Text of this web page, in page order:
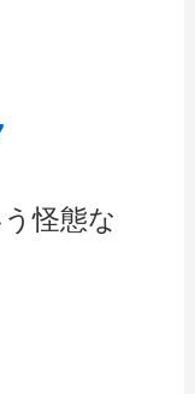
怪態な